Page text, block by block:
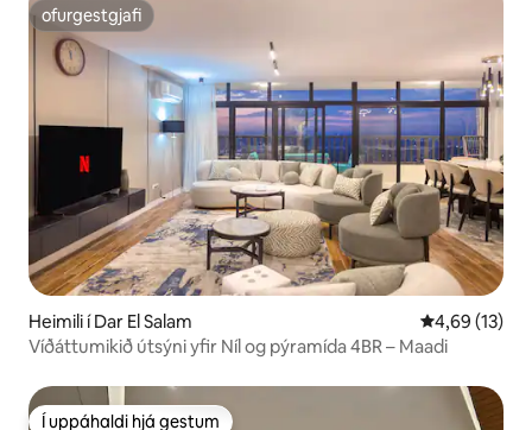
ofurgestgjafi
ofurgestgjafi
Heimili í Dar El Salam 4,69 af 5 í
4,69 (13)
Víðáttumikið útsýni yfir Níl og pýramída 4BR – Maadi
Í uppáhaldi hjá gestum